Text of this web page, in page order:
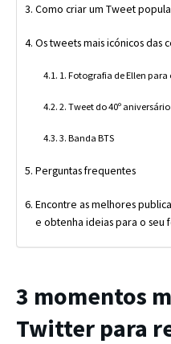
Como criar um Tweet
Os tweets mais icónicos das
1. Fotografia de Ellen para
2. Tweet do 40º
3. Banda BTS
Perguntas frequentes
Encontre as melhores
e obtenha ideias para o seu
3 momentos
Twitter para